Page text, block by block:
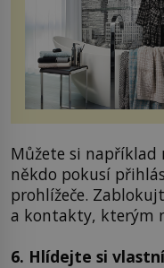
Můžete si například
někdo pokusí
prohlížeče.
a kontakty, kterým
6. Hlídejte si